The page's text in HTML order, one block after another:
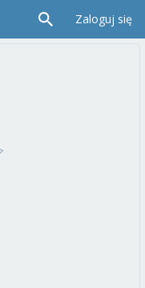
Zaloguj się